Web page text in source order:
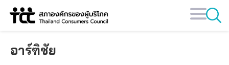
Skip
อาร์ฑิชัย